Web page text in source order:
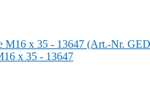
x 35 - 13647